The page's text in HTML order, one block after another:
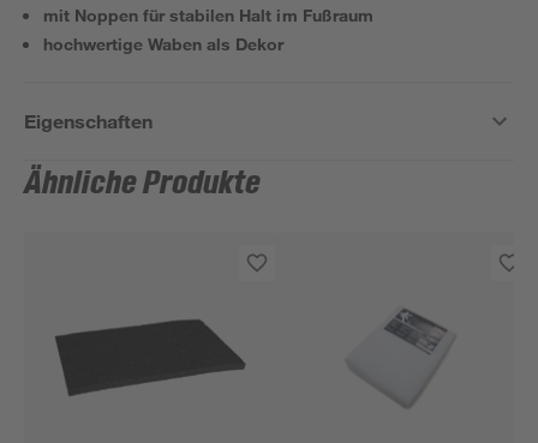
mit Noppen für stabilen Halt im Fußraum
hochwertige Waben als Dekor
Eigenschaften
Ähnliche Produkte